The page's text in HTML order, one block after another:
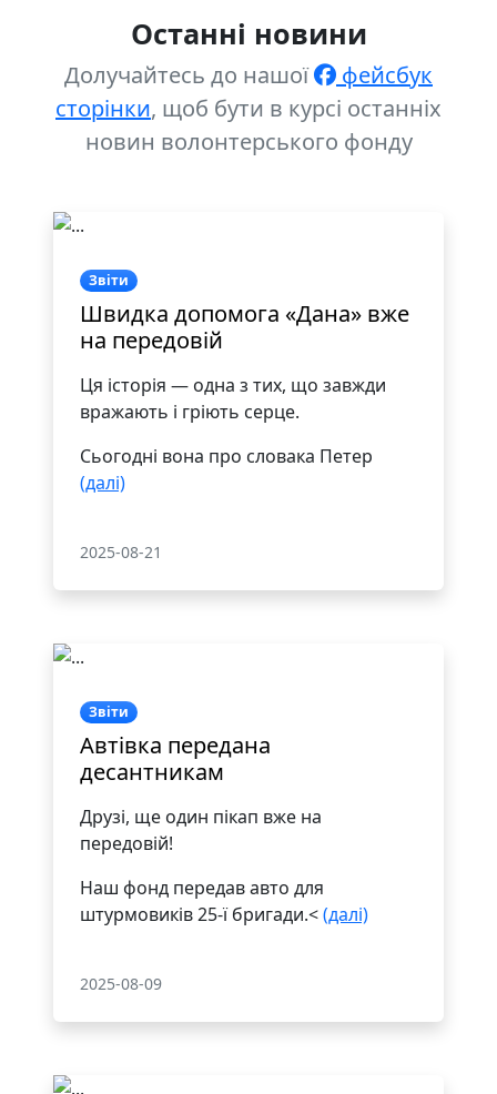
Останні новини
Долучайтесь до нашої
фейсбук
сторінки, щоб бути в курсі останніх
новин волонтерського фонду
Звіти
Швидка допомога «Дана» вже
на передовій
Ця історія — одна з тих, що завжди
вражають і гріють серце.
Сьогодні вона про словака Петер
(далі)
2025-08-21
Звіти
Автівка передана
десантникам
Друзі, ще один пікап вже на
передовій!
Наш фонд передав авто для
штурмовиків 25-ї бригади.<(далі)
2025-08-09